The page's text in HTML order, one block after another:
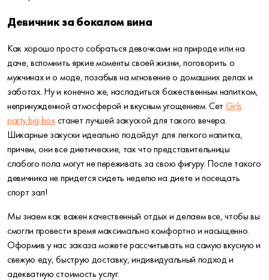
Девичник за бокалом вина
Как хорошо просто собраться девочками на природе или на
даче, вспомнить яркие моменты своей жизни, поговорить о
мужчинах и о моде, позабыв на мгновение о домашних делах и
заботах. Ну и конечно же, насладиться божественным напитком,
непринужденной атмосферой и вкусным угощением. Сет Girls
party big boxстанет лучшей закуской для такого вечера.
Шикарные закуски идеально подойдут для легкого напитка,
причем, они все диетические, так что представительницы
слабого пола могут не переживать за свою фигуру. После такого
девичника не придется сидеть неделю на диете и посещать
спорт зал!
Мы знаем как важен качественный отдых и делаем все, чтобы вы
смогли провести время максимально комфортно и насыщенно.
Оформив у нас заказа можете рассчитывать на самую вкусную и
свежую еду, быструю доставку, индивидуальный подход и
адекватную стоимость услуг.